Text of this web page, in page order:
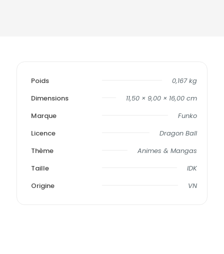
Poids
0,167 kg
Dimensions
11,50 × 9,00 × 16,00 cm
Marque
Funko
Licence
Dragon Ball
Thème
Animes & Mangas
Taille
IDK
Origine
VN